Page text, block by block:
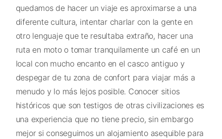
quedamos de hacer un viaje es aproximarse a una
diferente cultura, intentar charlar con la gente en
otro lenguaje que te resultaba extraño, hacer una
ruta en moto o tomar tranquilamente un café en un
local con mucho encanto en el casco antiguo y
despegar de tu zona de confort para viajar más a
menudo y lo más lejos posible. Conocer sitios
históricos que son testigos de otras civilizaciones es
una experiencia que no tiene precio, sin embargo
mejor si conseguimos un alojamiento asequible para